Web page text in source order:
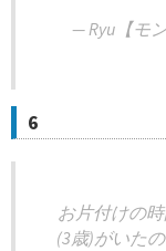
— Ryu【モ
6
お片付けの
(3歳)がいた